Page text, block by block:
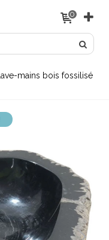
0
Lave-mains bois fossilisé